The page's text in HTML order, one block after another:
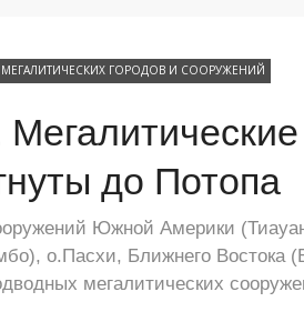
ГОРОДОВ И СООРУЖЕНИЙ
до Потопа
Южной Америки
о.Пасхи, Ближнего Востока
мегалитических